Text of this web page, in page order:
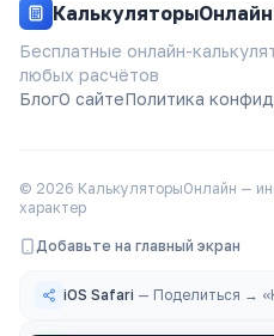
КалькуляторыОнлайн
Бесплатные онлайн-
любых расчётов
БлогО сайтеПолитика
© 2026 КалькуляторыОнлайн —
характер
Добавьте на главный экран
iOS Safari — Поделиться →
Генераторы
Дата и время
Повседневные